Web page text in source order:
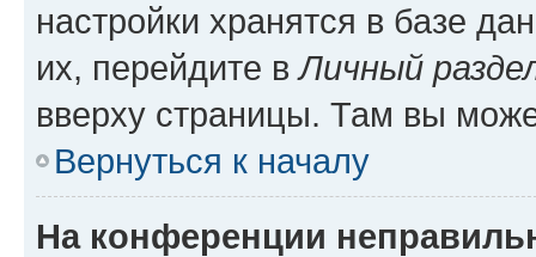
настройки хранятся в базе
их, перейдите вЛичный
вверху страницы. Там вы
Вернуться к началу
На конференции